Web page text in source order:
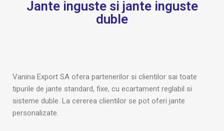
Jante inguste si jante inguste
duble
Vanina Export SA ofera partenerilor si clientilor sai toate
tipurile de jante standard, fixe, cu ecartament reglabil si
sisteme duble. La cererea clientilor se pot oferi jante
personalizate.